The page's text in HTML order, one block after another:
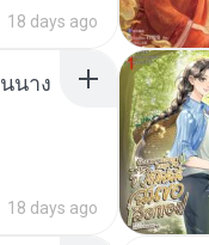
18 days ago
นาง
18 days ago